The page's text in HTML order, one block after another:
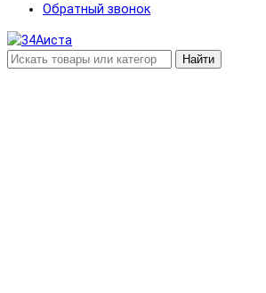
Обратный звонок
Найти